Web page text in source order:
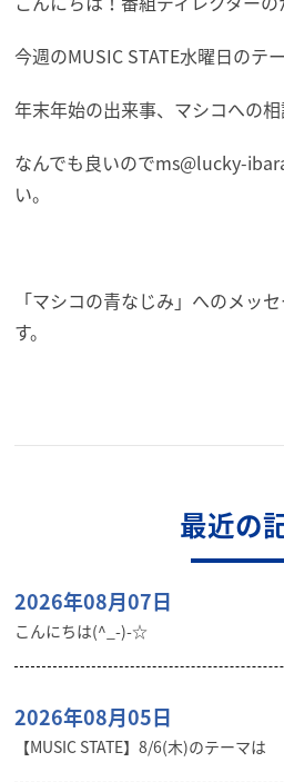
今週のMUSIC STATE水曜日のテ
年末年始の出来事、マシコへの相
なんでも良いのでms@lucky-
い。
「マシコの青なじみ」へのメッ
す。
最近の
2026年08月07日
こんにちは(^_-)-☆
2026年08月05日
【MUSIC STATE】8/6(木)のテーマは